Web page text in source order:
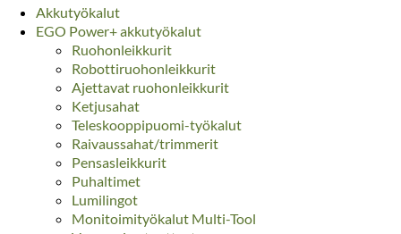
Akkutyökalut
EGO Power+ akkutyökalut
Ruohonleikkurit
Robottiruohonleikkurit
Ajettavat ruohonleikkurit
Ketjusahat
Teleskooppipuomi-työkalut
Raivaussahat/trimmerit
Pensasleikkurit
Puhaltimet
Lumilingot
Monitoimityökalut Multi-Tool